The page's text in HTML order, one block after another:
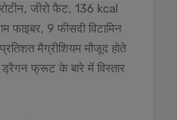
जीरो फैट, 136 kcal
फाइबर, 9 फीसदी विटामिन
मैग्रीशियम मौजूद होते
फ्रूट के बारे में विस्तार